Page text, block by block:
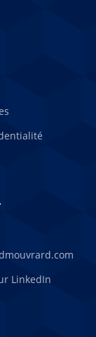
LinkedIn